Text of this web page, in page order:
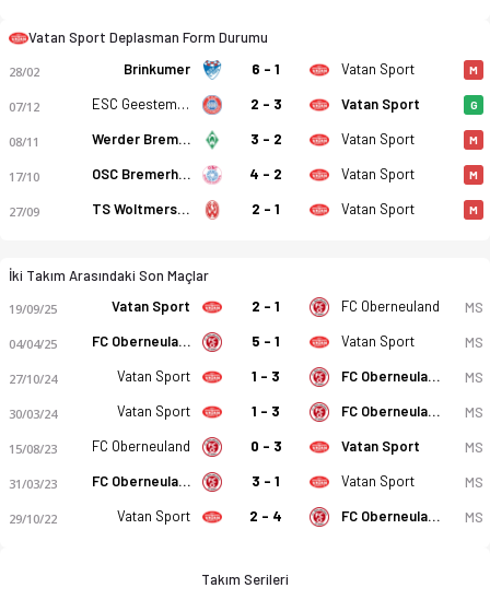
Vatan Sport Deplasman Form Durumu
28/02 Brinkumer 6 - 1 Vatan Sport M
07/12 ESC Geestemunde 2 - 3 Vatan Sport G
08/11 Werder Bremen (III) 3 - 2 Vatan Sport M
17/10 OSC Bremerhaven 4 - 2 Vatan Sport M
27/09 TS Woltmershausen 2 - 1 Vatan Sport M
İki Takım Arasındaki Son Maçlar
19/09/25 Vatan Sport 2 - 1 FC Oberneuland MS
04/04/25 FC Oberneuland 5 - 1 Vatan Sport MS
27/10/24 Vatan Sport 1 - 3 FC Oberneuland MS
30/03/24 Vatan Sport 1 - 3 FC Oberneuland MS
15/08/23 FC Oberneuland 0 - 3 Vatan Sport MS
31/03/23 FC Oberneuland 3 - 1 Vatan Sport MS
29/10/22 Vatan Sport 2 - 4 FC Oberneuland MS
Takım Serileri